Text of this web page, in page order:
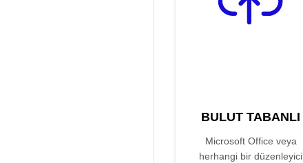
BULUT TABANLI
Microsoft Office veya
herhangi bir düzenleyici